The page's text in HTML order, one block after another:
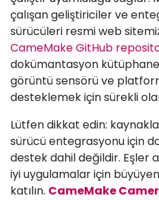
çalışan geliştiriciler ve
sürücüleri resmi web
CameMake GitHub
dokümantasyon
görüntü sensörü ve
desteklemek için sürekli
Lütfen dikkat edin:
sürücü entegrasyonu için
destek dahil değildir. Eşler
iyi uygulamalar için
katılın. CameMake